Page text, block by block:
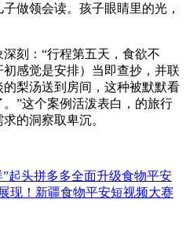
做领会读。孩子眼睛里的光，
刻：“行程第五天，食欲不
感觉是安排）当即查抄，并联
梨汤送到房间，这种被默默看
”这个案例活泼表白，的旅行
的洞察取卑沉。
”起头拼多多全面升级食物平安
现！新疆食物平安短视频大赛